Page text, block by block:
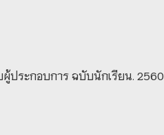
ประกอบการ ฉบับนักเรียน. 2560